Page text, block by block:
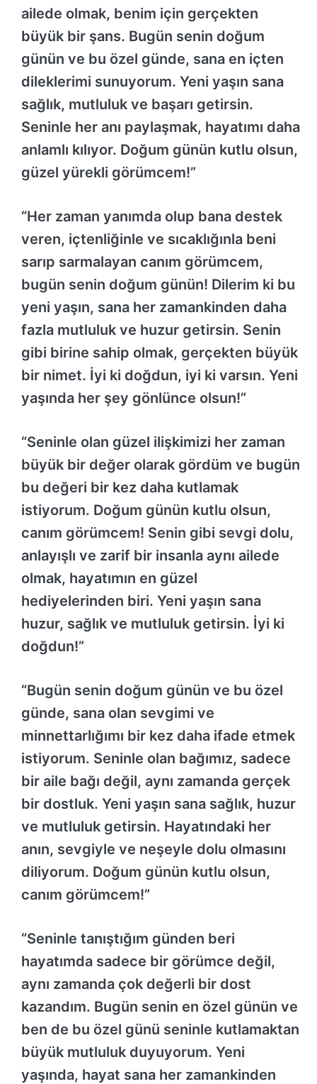
ailede olmak, benim için gerçekten
büyük bir şans. Bugün senin doğum
günün ve bu özel günde, sana en içten
dileklerimi sunuyorum. Yeni yaşın sana
sağlık, mutluluk ve başarı getirsin.
Seninle her anı paylaşmak, hayatımı daha
anlamlı kılıyor. Doğum günün kutlu olsun,
güzel yürekli görümcem!”
“Her zaman yanımda olup bana destek
veren, içtenliğinle ve sıcaklığınla beni
sarıp sarmalayan canım görümcem,
bugün senin doğum günün! Dilerim ki bu
yeni yaşın, sana her zamankinden daha
fazla mutluluk ve huzur getirsin. Senin
gibi birine sahip olmak, gerçekten büyük
bir nimet. İyi ki doğdun, iyi ki varsın. Yeni
yaşında her şey gönlünce olsun!”
“Seninle olan güzel ilişkimizi her zaman
büyük bir değer olarak gördüm ve bugün
bu değeri bir kez daha kutlamak
istiyorum. Doğum günün kutlu olsun,
canım görümcem! Senin gibi sevgi dolu,
anlayışlı ve zarif bir insanla aynı ailede
olmak, hayatımın en güzel
hediyelerinden biri. Yeni yaşın sana
huzur, sağlık ve mutluluk getirsin. İyi ki
doğdun!”
“Bugün senin doğum günün ve bu özel
günde, sana olan sevgimi ve
minnettarlığımı bir kez daha ifade etmek
istiyorum. Seninle olan bağımız, sadece
bir aile bağı değil, aynı zamanda gerçek
bir dostluk. Yeni yaşın sana sağlık, huzur
ve mutluluk getirsin. Hayatındaki her
anın, sevgiyle ve neşeyle dolu olmasını
diliyorum. Doğum günün kutlu olsun,
canım görümcem!”
“Seninle tanıştığım günden beri
hayatımda sadece bir görümce değil,
aynı zamanda çok değerli bir dost
kazandım. Bugün senin en özel günün ve
ben de bu özel günü seninle kutlamaktan
büyük mutluluk duyuyorum. Yeni
yaşında, hayat sana her zamankinden